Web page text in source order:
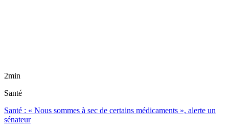
2min
Santé
Santé : « Nous sommes à sec de certains médicaments », alerte un
sénateur